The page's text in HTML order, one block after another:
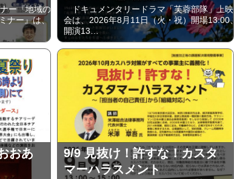
ー『地域の
ナー』は、
ドキュメンタリードラマ「芙蓉部隊」上映
会は、2026年8月11日（火・祝）開場13:00、
開演13…
おあ
9/9 見抜け！許すな！カスタ
マーハラスメント